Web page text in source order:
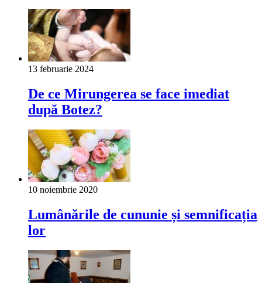
13 februarie 2024
De ce Mirungerea se face imediat
după Botez?
10 noiembrie 2020
Lumânările de cununie și semnificația
lor